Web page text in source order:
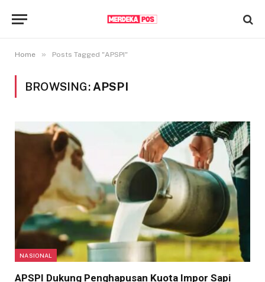
Home » Posts Tagged "APSPI"
BROWSING: APSPI
NASIONAL
APSPI Dukung Penghapusan Kuota Impor Sapi